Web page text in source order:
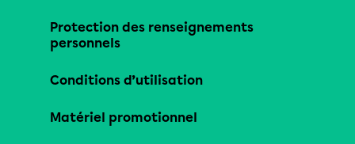
Protection des renseignements
personnels
Conditions d’utilisation
Matériel promotionnel